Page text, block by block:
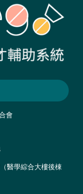
會
醫學綜合大樓後棟